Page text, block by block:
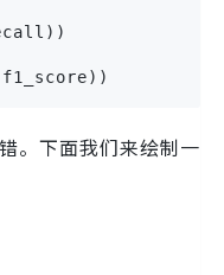
。下面我们来绘制一